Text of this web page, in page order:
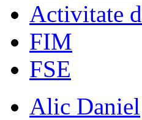
Activitate
FIM
FSE
Alic Daniel